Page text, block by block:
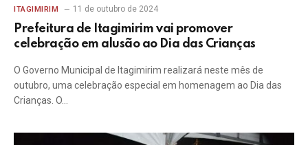
ITAGIMIRIM 11 de outubro de 2024
Prefeitura de Itagimirim vai promover
celebração em alusão ao Dia das Crianças
O Governo Municipal de Itagimirim realizará neste mês de
outubro, uma celebração especial em homenagem ao Dia das
Crianças. O…